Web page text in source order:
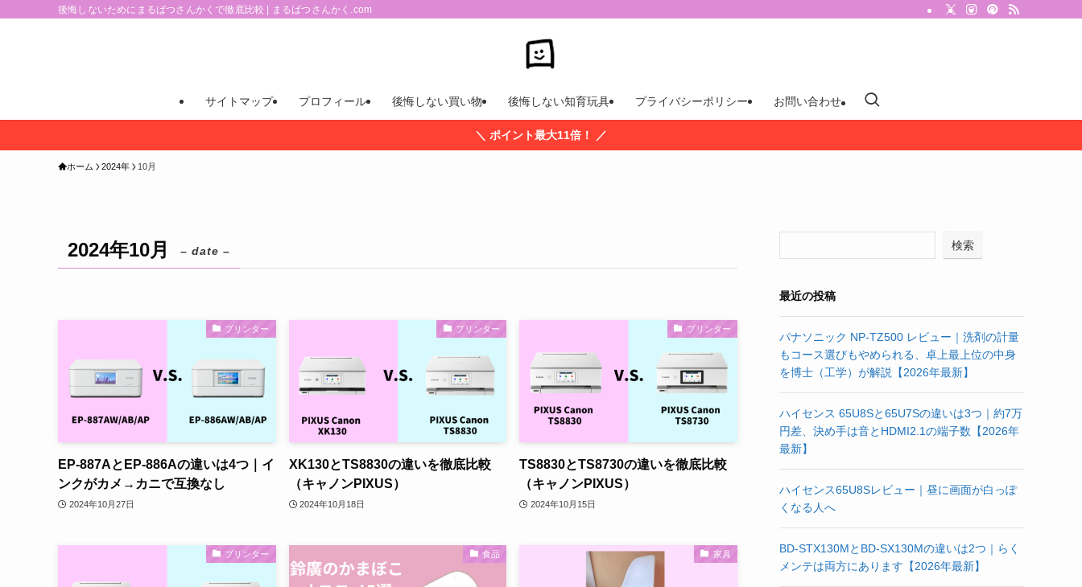
後悔しないためにまるばつさんかくで徹底比較 | まるばつさんかく.com
サイトマップ プロフィール 後悔しない買い物 後悔しない知育玩具 プライバシーポリシー お問い合わせ
＼ ポイント最大11倍！ ／
ホーム 2024年 10月
2024年10月 – date –
プリンター
EP-887AとEP-886Aの違いは4つ｜イ
ンクがカメ→カニで互換なし
2024年10月27日
プリンター
XK130とTS8830の違いを徹底比較
（キャノンPIXUS）
2024年10月18日
プリンター
TS8830とTS8730の違いを徹底比較
（キャノンPIXUS）
2024年10月15日
プリンター 食品 家具
検索
最近の投稿
パナソニック NP-TZ500 レビュー｜洗剤の計量
もコース選びもやめられる、卓上最上位の中身
を博士（工学）が解説【2026年最新】
ハイセンス 65U8Sと65U7Sの違いは3つ｜約7万
円差、決め手は音とHDMI2.1の端子数【2026年
最新】
ハイセンス65U8Sレビュー｜昼に画面が白っぽ
くなる人へ
BD-STX130MとBD-SX130Mの違いは2つ｜らく
メンテは両方にあります【2026年最新】